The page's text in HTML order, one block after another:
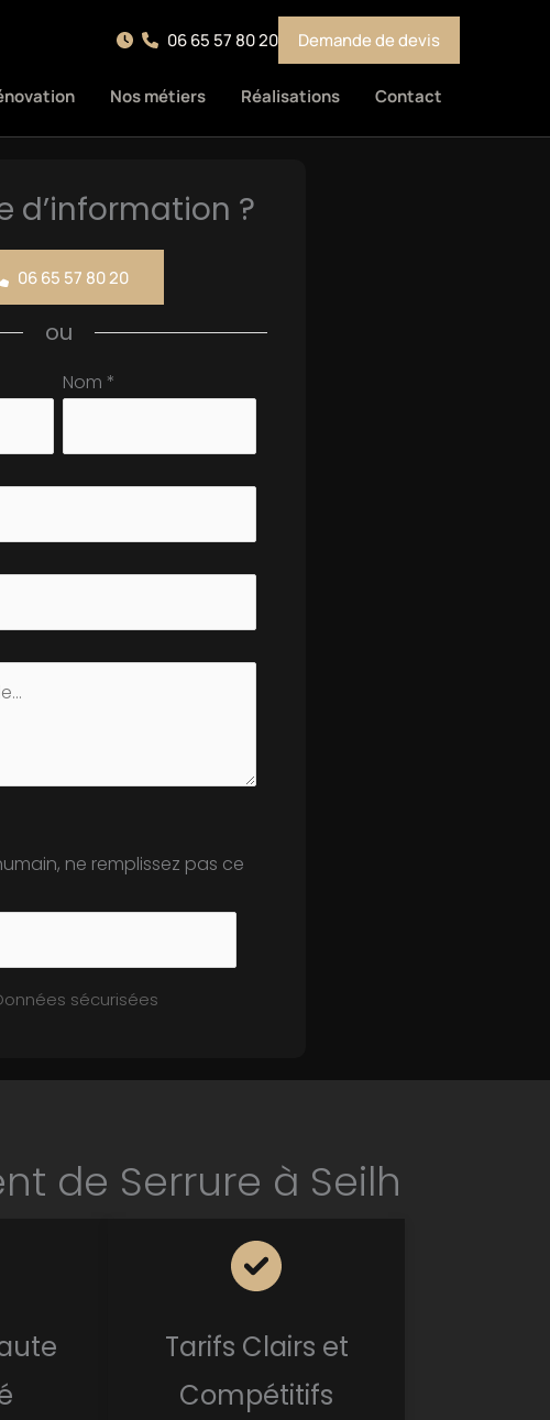
Nos métiers Réalisations Contact
06 65 57 80 20 Demande de devis
d’information ?
06 65 57 80 20
ou
Nom *
ne remplissez pas ce
sécurisées
de Serrure à Seilh
Tarifs Clairs et
Compétitifs